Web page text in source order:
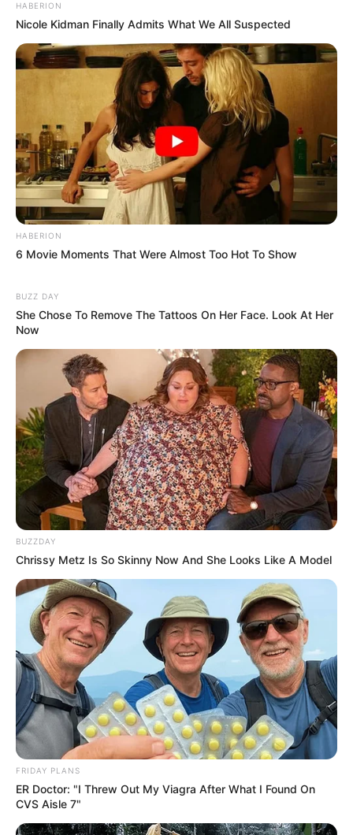
HABERION
Nicole Kidman Finally Admits What We All Suspected
HABERION
6 Movie Moments That Were Almost Too Hot To Show
BUZZ DAY
She Chose To Remove The Tattoos On Her Face. Look At Her
Now
BUZZDAY
Chrissy Metz Is So Skinny Now And She Looks Like A Model
FRIDAY PLANS
ER Doctor: "I Threw Out My Viagra After What I Found On
CVS Aisle 7"